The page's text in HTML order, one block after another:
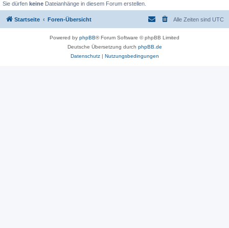
Sie dürfen keine Dateianhänge in diesem Forum erstellen.
Startseite Foren-Übersicht Alle Zeiten sind UTC
Powered by phpBB® Forum Software © phpBB Limited
Deutsche Übersetzung durch phpBB.de
Datenschutz| Nutzungsbedingungen